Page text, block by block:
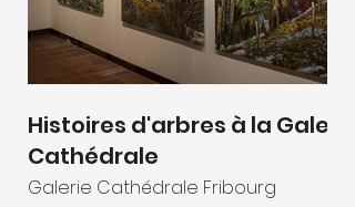
Histoires d'arbres à la Galerie
Cathédrale
Galerie Cathédrale Fribourg